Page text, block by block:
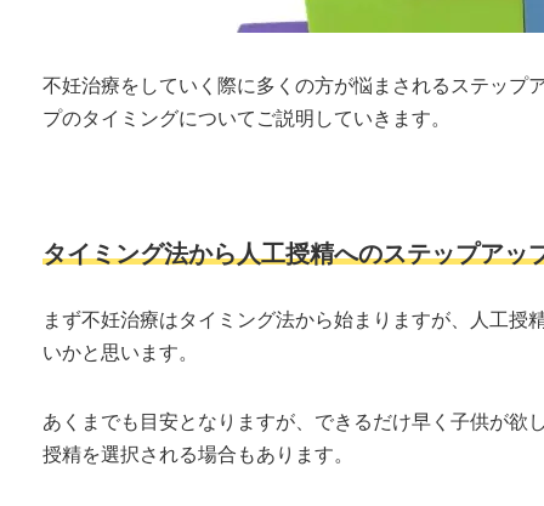
不妊治療をしていく際に多くの方が悩まされるステップ
プのタイミングについてご説明していきます。
タイミング法から人工授精へのステップアッ
まず不妊治療はタイミング法から始まりますが、人工
いかと思います。
あくまでも目安となりますが、できるだけ早く子供が欲
授精を選択される場合もあります。